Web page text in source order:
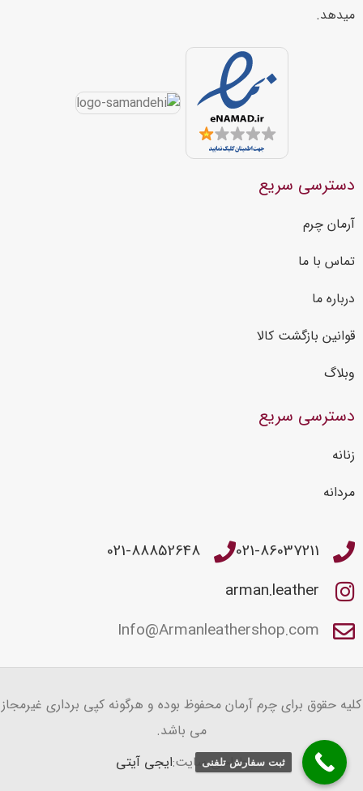
میدهد.
دسترسی سریع
آرمان چرم
تماس با ما
درباره ما
قوانین بازگشت کالا
وبلاگ
دسترسی سریع
زنانه
مردانه
021-86037211
021-88852648
arman.leather
Info@Armanleathershop.com
کلیه حقوق برای چرم آرمان محفوظ بوده و هرگونه کپی برداری غیرمجاز
می باشد.
طراحی سایت:ایجی آیتی ثبت سفارش تلفنی